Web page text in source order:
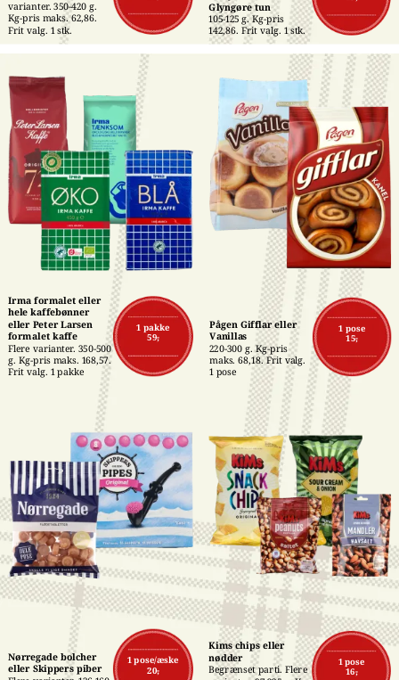
varianter. 350-420 g.
Kg-pris maks. 62,86.
Frit valg. 1 stk.
Glyngøre tun
105-125 g. Kg-pris
142,86. Frit valg. 1 stk.
1 pakke
59,-
Irma formalet eller
hele kaffebønner
eller Peter Larsen
formalet kaffe
Flere varianter. 350-500
g. Kg-pris maks. 168,57.
Frit valg. 1 pakke
1 pose
15,-
Pågen Gifflar eller
Vanillas
220-300 g. Kg-pris
maks. 68,18. Frit valg.
1 pose
1 pose/æske
20,-
Nørregade bolcher
eller Skippers piber
1 pose
16,-
Kims chips eller
nødder
Begrænset parti. Flere